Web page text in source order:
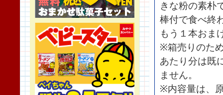
きな粉の素朴
棒付で食べ終
もう１本おま
※箱売りのた
あたり分は既
ません。
※内容量は、